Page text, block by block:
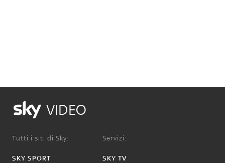
VIDEO
Tutti i siti di Sky:
SKY SPORT
Servizi:
SKY TV